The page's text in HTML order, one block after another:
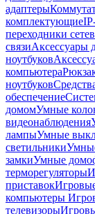
адаптеры
комплектующие
переходники
связиАксессуары
ноутбуков
компьютера
ноутбуков
обеспечение
домомУмные
видеонаблюдения
лампыУмные
светильники
замкиУмные
терморегуляторы
приставок
компьютеры
телевизоры